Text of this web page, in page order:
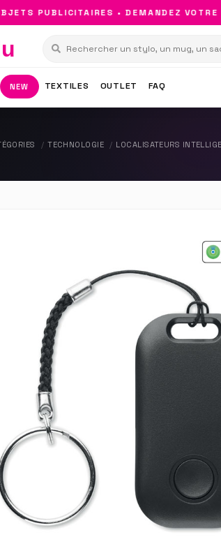
PUBLICITAIRES • DEMANDEZ VOTRE
NEW TEXTILES OUTLET FAQ
TECHNOLOGIE LOCALISATEURS